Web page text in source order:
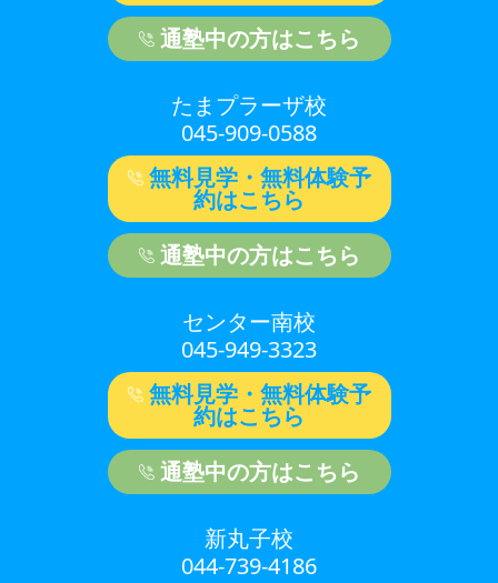
通塾中の方はこちら
たまプラーザ校
045-909-0588
無料見学・無料体験予
約はこちら
通塾中の方はこちら
センター南校
045-949-3323
無料見学・無料体験予
約はこちら
通塾中の方はこちら
新丸子校
044-739-4186